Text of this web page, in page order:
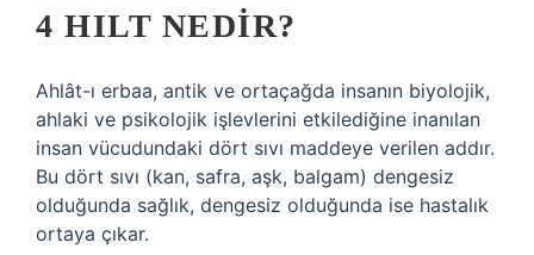
4 HILT NEDIR?
Ahlât-ı erbaa, antik ve ortaçağda insanın biyolojik,
ahlaki ve psikolojik işlevlerini etkilediğine inanılan
insan vücudundaki dört sıvı maddeye verilen addır.
Bu dört sıvı (kan, safra, aşk, balgam) dengesiz
olduğunda sağlık, dengesiz olduğunda ise hastalık
ortaya çıkar.